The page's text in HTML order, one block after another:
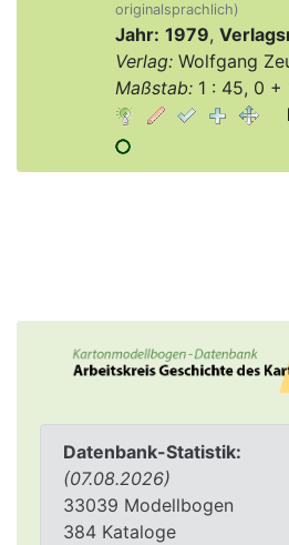
Datenbank-Statistik:
(07.08.2026)
33039 Modellbogen
384 Kataloge
originalsprachlich)
Jahr: 1979,
Verlag:Wolfgang
Maßstab:1 : 45, 0 +